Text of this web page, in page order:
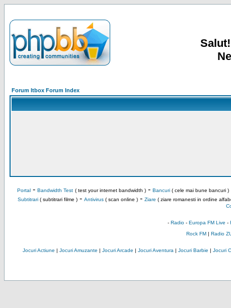
Forum Itbox Forum Index
Portal- Bandwidth Test ( test your internet bandwidth )- Bancuri( cele mai bune bancuri )
Subtitrari( subtitrari filme )- Antivirus( scan online )- Ziare ( ziare romanesti in ordine
- Radio- Europa FM Live -
Rock FM| Radio
Jocuri Actiune | Jocuri Amuzante | Jocuri Arcade | Jocuri Aventura | Jocuri Barbie | Jocuri